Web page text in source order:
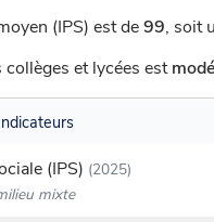
(IPS) est de99, soit
et lycées est
(IPS) (2025)
mixte